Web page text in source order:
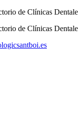
de Clínicas
de Clínicas